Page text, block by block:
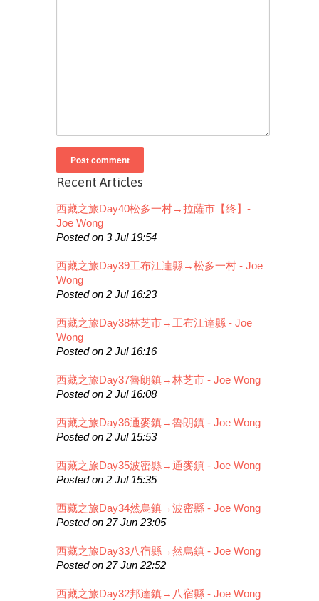
Recent Articles
西藏之旅Day40松多一村→拉薩市【終】-
Joe Wong
Posted on 3 Jul 19:54
西藏之旅Day39工布江達縣→松多一村 - Joe
Wong
Posted on 2 Jul 16:23
西藏之旅Day38林芝市→工布江達縣 - Joe
Wong
Posted on 2 Jul 16:16
西藏之旅Day37魯朗鎮→林芝市 - Joe Wong
Posted on 2 Jul 16:08
西藏之旅Day36通麥鎮→魯朗鎮 - Joe Wong
Posted on 2 Jul 15:53
西藏之旅Day35波密縣→通麥鎮 - Joe Wong
Posted on 2 Jul 15:35
西藏之旅Day34然烏鎮→波密縣 - Joe Wong
Posted on 27 Jun 23:05
西藏之旅Day33八宿縣→然烏鎮 - Joe Wong
Posted on 27 Jun 22:52
西藏之旅Day32邦達鎮→八宿縣 - Joe Wong